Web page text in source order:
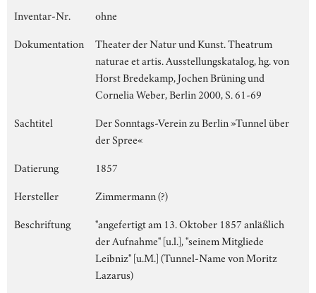
Inventar-Nr.
ohne
Dokumentation
Theater der Natur und Kunst. Theatrum
naturae et artis. Ausstellungskatalog, hg. von
Horst Bredekamp, Jochen Brüning und
Cornelia Weber, Berlin 2000, S. 61-69
Sachtitel
Der Sonntags-Verein zu Berlin »Tunnel über
der Spree«
Datierung
1857
Hersteller
Zimmermann (?)
Beschriftung
"angefertigt am 13. Oktober 1857 anläßlich
der Aufnahme" [u.l.], "seinem Mitgliede
Leibniz" [u.M.] (Tunnel-Name von Moritz
Lazarus)